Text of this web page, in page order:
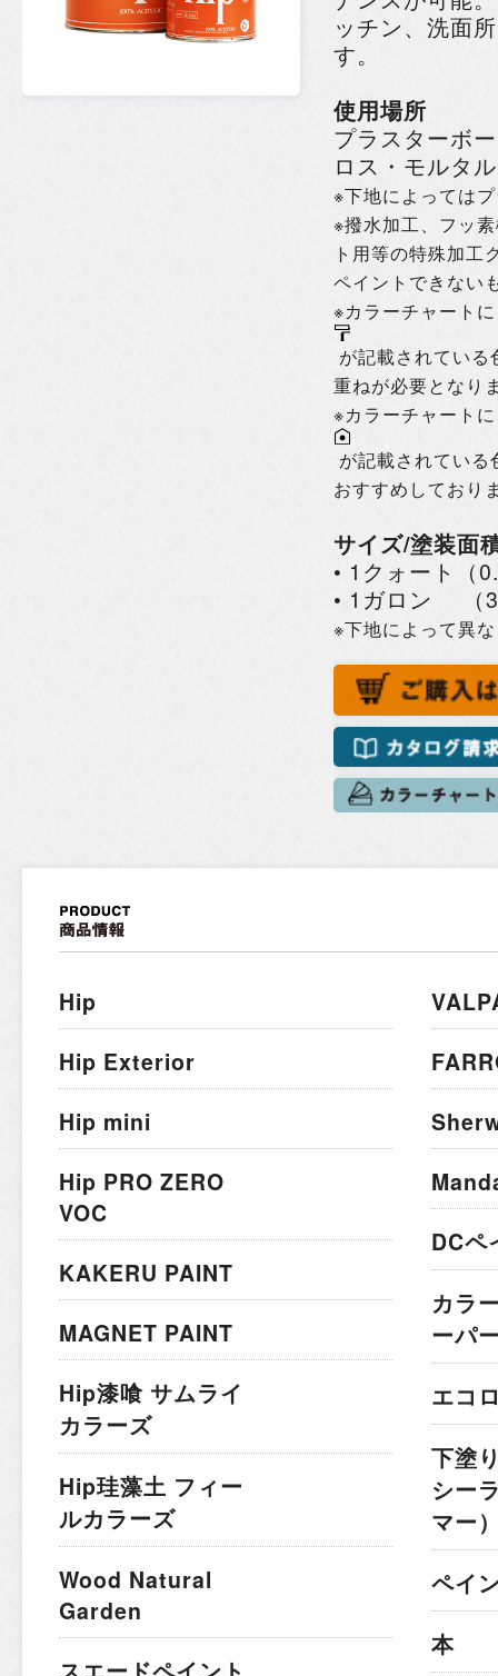
ッチン、洗面
す。
使用場所
プラスターボ
ロス・モルタル
※下地によっては
※撥水加工、フッ
ト用等の特殊加工
ペイントできない
※カラーチャート
が記載されている
重ねが必要となり
※カラーチャート
が記載されてい
おすすめしており
サイズ/塗装面
• 1クォート（
• 1ガロン （
※下地によって異
Hip
Hip Exterior
Hip mini
Hip PRO ZERO
VOC
KAKERU PAINT
MAGNET PAINT
Hip漆喰 サムライ
カラーズ
Hip珪藻土 フィー
ルカラーズ
Wood Natural
Garden
DCペ
カラ
ーパ
エコ
下塗
シー
マー
ペイ
本